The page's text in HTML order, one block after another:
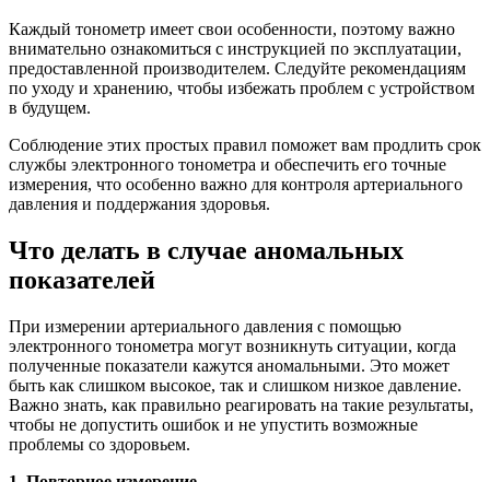
Каждый тонометр имеет свои особенности, поэтому важно
внимательно ознакомиться с инструкцией по эксплуатации,
предоставленной производителем. Следуйте рекомендациям
по уходу и хранению, чтобы избежать проблем с устройством
в будущем.
Соблюдение этих простых правил поможет вам продлить срок
службы электронного тонометра и обеспечить его точные
измерения, что особенно важно для контроля артериального
давления и поддержания здоровья.
Что делать в случае аномальных
показателей
При измерении артериального давления с помощью
электронного тонометра могут возникнуть ситуации, когда
полученные показатели кажутся аномальными. Это может
быть как слишком высокое, так и слишком низкое давление.
Важно знать, как правильно реагировать на такие результаты,
чтобы не допустить ошибок и не упустить возможные
проблемы со здоровьем.